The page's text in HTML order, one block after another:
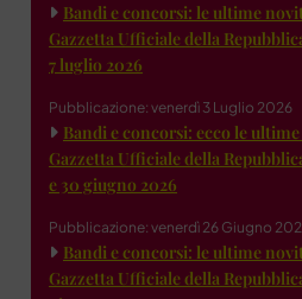
Bandi e concorsi: le ultime
Gazzetta Ufficiale della
7 luglio 2026
Pubblicazione: venerdì 3 Luglio 2026
Bandi e concorsi: ecco le
Gazzetta Ufficiale della
e 30 giugno 2026
Pubblicazione: venerdì 26 Giugno
Bandi e concorsi: le ultime
Gazzetta Ufficiale della